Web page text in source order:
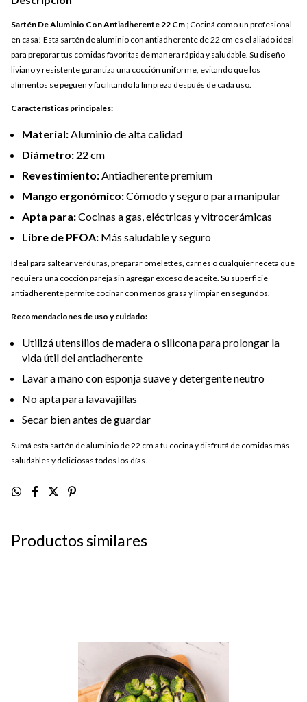
Sartén De Aluminio Con Antiadherente 22 Cm ¡Cociná como un profesional
en casa! Esta sartén de aluminio con antiadherente de 22 cm es el aliado ideal
para preparar tus comidas favoritas de manera rápida y saludable. Su diseño
liviano y resistente garantiza una cocción uniforme, evitando que los
alimentos se peguen y facilitando la limpieza después de cada uso.
Características principales:
Material:Aluminio de alta calidad
Diámetro: 22 cm
Revestimiento:Antiadherente premium
Mango ergonómico:Cómodo y seguro para manipular
Apta para:Cocinas a gas, eléctricas y vitrocerámicas
Libre de PFOA: Más saludable y seguro
Ideal para saltear verduras, preparar omelettes, carnes o cualquier receta que
requiera una cocción pareja sin agregar exceso de aceite. Su superficie
antiadherente permite cocinar con menos grasa y limpiar en segundos.
Recomendaciones de uso y cuidado:
Utilizá utensilios de madera o silicona para prolongar la
vida útil del antiadherente
Lavar a mano con esponja suave y detergente neutro
No apta para lavavajillas
Secar bien antes de guardar
Sumá esta sartén de aluminio de 22 cm a tu cocina y disfrutá de comidas más
saludables y deliciosas todos los días.
Productos similares